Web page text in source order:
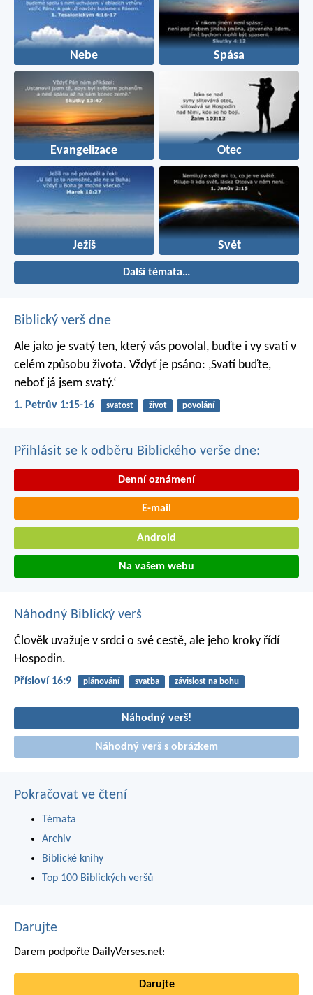
Nebe Spása
Evangelizace Otec
Ježíš Svět
Další témata…
Biblický verš dne
Ale jako je svatý ten, který vás povolal, buďte i vy svatí v
celém způsobu života. Vždyť je psáno: ‚Svatí buďte,
neboť já jsem svatý.‘
1. Petrův 1:15-16 svatost život povolání
Přihlásit se k odběru Biblického verše dne:
Denní oznámení
E-mail
Android
Na vašem webu
Náhodný Biblický verš
Člověk uvažuje v srdci o své cestě, ale jeho kroky řídí
Hospodin.
Přísloví 16:9 plánování svatba závislost na bohu
Náhodný verš!
Náhodný verš s obrázkem
Pokračovat ve čtení
Témata
Archiv
Biblické knihy
Top 100 Biblických veršů
Darujte
Darem podpořte DailyVerses.net:
Darujte